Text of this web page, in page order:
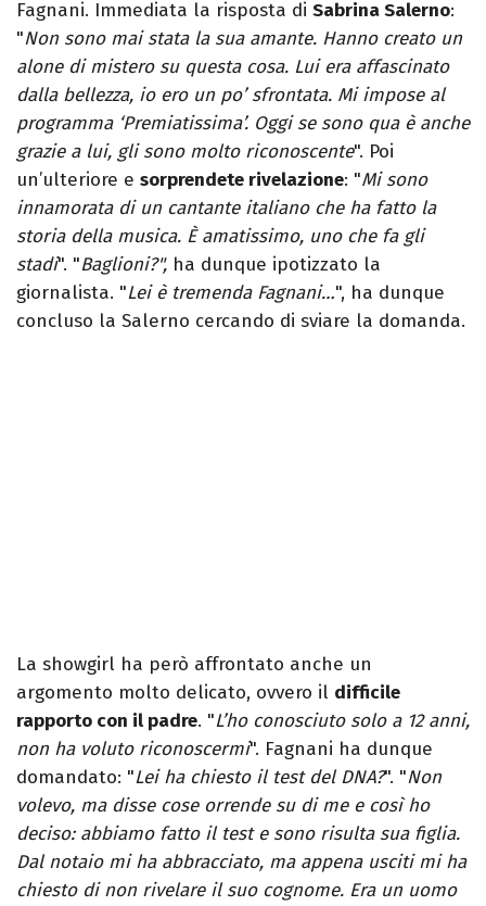
Fagnani. Immediata la risposta di Sabrina Salerno:
"Non sono mai stata la sua amante. Hanno creato un
alone di mistero su questa cosa. Lui era affascinato
dalla bellezza, io ero un po’ sfrontata. Mi impose al
programma ‘Premiatissima’. Oggi se sono qua è anche
grazie a lui, gli sono molto riconoscente". Poi
un’ulteriore e sorprendete rivelazione: "Mi sono
innamorata di un cantante italiano che ha fatto la
storia della musica. È amatissimo, uno che fa gli
stadi". "Baglioni?", ha dunque ipotizzato la
giornalista. "Lei è tremenda Fagnani…", ha dunque
concluso la Salerno cercando di sviare la domanda.
La showgirl ha però affrontato anche un
argomento molto delicato, ovvero il difficile
rapporto con il padre. "L’ho conosciuto solo a 12 anni,
non ha voluto riconoscermi". Fagnani ha dunque
domandato: "Lei ha chiesto il test del DNA?". "Non
volevo, ma disse cose orrende su di me e così ho
deciso: abbiamo fatto il test e sono risulta sua figlia.
Dal notaio mi ha abbracciato, ma appena usciti mi ha
chiesto di non rivelare il suo cognome. Era un uomo